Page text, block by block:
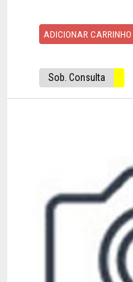
ADICIONAR CARRINHO
Sob. Consulta